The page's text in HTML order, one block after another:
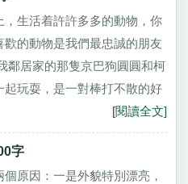
生活着許許多多的動物，你
的動物是我們最忠誠的朋友
居家的那隻京巴狗圓圓和柯
玩耍，是一對棒打不散的好
[閱讀全文]
字
原因：一是外貌特別漂亮，